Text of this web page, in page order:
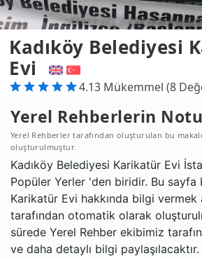
Kadıköy Belediyesi
Evi
4.13 Mükemmel (8
Yerel Rehberlerin Notu
Yerel Rehberler tarafından oluşturulan bu
oluşturulmuştur.
Kadıköy Belediyesi Karikatür Evi
Popüler Yerler 'den biridir. Bu sayfa
Karikatür Evi hakkında bilgi vermek
tarafından otomatik olarak
sürede Yerel Rehber ekibimiz
ve daha detaylı bilgi